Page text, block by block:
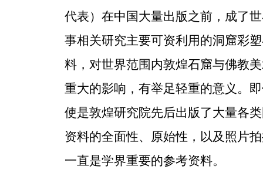
代表）在中国大量出版之前，成了
事相关研究主要可资利用的洞窟彩
料，对世界范围内敦煌石窟与佛教
重大的影响，有举足轻重的意义。
使是敦煌研究院先后出版了大量各
资料的全面性、原始性，以及照片
一直是学界重要的参考资料。